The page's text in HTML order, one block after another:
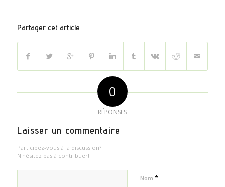
Partager cet article
0
RÉPONSES
Laisser un commentaire
Participez-vous à la discussion?
N'hésitez pas à contribuer!
Nom *